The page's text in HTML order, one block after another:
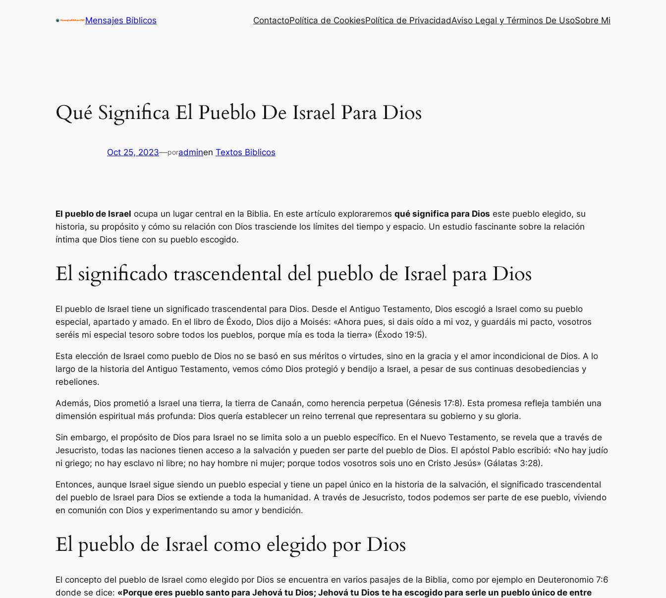
Mensajes Bíblicos ContactoPolítica de CookiesPolítica de PrivacidadAviso Legal y Términos De UsoSobre Mi
Qué Significa El Pueblo De Israel Para Dios
Oct 25, 2023—poradminen Textos Biblicos
El pueblo de Israel ocupa un lugar central en la Biblia. En este artículo exploraremos qué significa para Dios este pueblo elegido, su
historia, su propósito y cómo su relación con Dios trasciende los límites del tiempo y espacio. Un estudio fascinante sobre la relación
íntima que Dios tiene con su pueblo escogido.
El significado trascendental del pueblo de Israel para Dios
El pueblo de Israel tiene un significado trascendental para Dios. Desde el Antiguo Testamento, Dios escogió a Israel como su pueblo
especial, apartado y amado. En el libro de Éxodo, Dios dijo a Moisés: «Ahora pues, si dais oído a mi voz, y guardáis mi pacto, vosotros
seréis mi especial tesoro sobre todos los pueblos, porque mía es toda la tierra» (Éxodo 19:5).
Esta elección de Israel como pueblo de Dios no se basó en sus méritos o virtudes, sino en la gracia y el amor incondicional de Dios. A lo
largo de la historia del Antiguo Testamento, vemos cómo Dios protegió y bendijo a Israel, a pesar de sus continuas desobediencias y
rebeliones.
Además, Dios prometió a Israel una tierra, la tierra de Canaán, como herencia perpetua (Génesis 17:8). Esta promesa refleja también una
dimensión espiritual más profunda: Dios quería establecer un reino terrenal que representara su gobierno y su gloria.
Sin embargo, el propósito de Dios para Israel no se limita solo a un pueblo específico. En el Nuevo Testamento, se revela que a través de
Jesucristo, todas las naciones tienen acceso a la salvación y pueden ser parte del pueblo de Dios. El apóstol Pablo escribió: «No hay judío
ni griego; no hay esclavo ni libre; no hay hombre ni mujer; porque todos vosotros sois uno en Cristo Jesús» (Gálatas 3:28).
Entonces, aunque Israel sigue siendo un pueblo especial y tiene un papel único en la historia de la salvación, el significado trascendental
del pueblo de Israel para Dios se extiende a toda la humanidad. A través de Jesucristo, todos podemos ser parte de ese pueblo, viviendo
en comunión con Dios y experimentando su amor y bendición.
El pueblo de Israel como elegido por Dios
El concepto del pueblo de Israel como elegido por Dios se encuentra en varios pasajes de la Biblia, como por ejemplo en Deuteronomio 7:6
donde se dice: «Porque eres pueblo santo para Jehová tu Dios; Jehová tu Dios te ha escogido para serle un pueblo único de entre